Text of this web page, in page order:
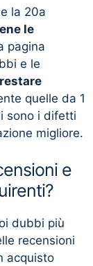
la 20a
le
pagina
e le
quelle da 1
sono i difetti
migliore.
e
dubbi più
recensioni
acquisto